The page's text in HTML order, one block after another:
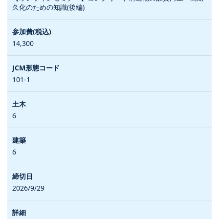
久化のための知識(後編)
14,300
101-1
6
6
2026/9/29